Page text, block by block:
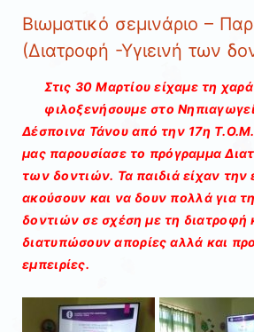
Βιωματικό σεμινάριο –
(Διατροφή -Υγιεινή των
Στις 30 Μαρτίου είχαμε τη
φιλοξενήσουμε στο
Δέσποινα Τάνου από την 17η
μας παρουσίασε το πρόγραμμα
των δοντιών. Τα παιδιά είχαν την
ακούσουν και να δουν πολλά για
δοντιών σε σχέση με τη διατροφή
διατυπώσουν απορίες αλλά και
εμπειρίες.